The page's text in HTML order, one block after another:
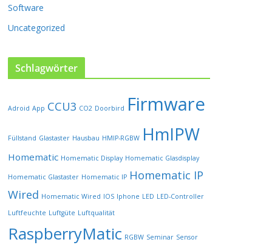
d
u
e
t
e
w
h
l
w
e
Software
Uncategorized
Schlagwörter
Adroid App CCU3 CO2 Doorbird Firmware
Füllstand Glastaster Hausbau HMIP-RGBW HmIPW
Homematic Homematic Display Homematic Glasdisplay
Homematic Glastaster Homematic IP Homematic IP
Wired Homematic Wired IOS Iphone LED LED-Controller
Luftfeuchte Luftgüte Luftqualität
RaspberryMatic RGBW Seminar Sensor